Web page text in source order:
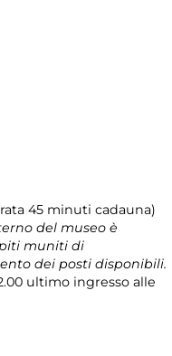
45 minuti cadauna)
del museo è
muniti di
dei posti disponibili.
ultimo ingresso alle